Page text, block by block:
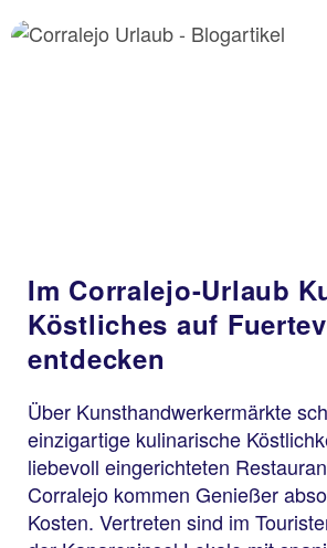
Im Corralejo-Urlaub
Köstliches auf
entdecken
Über Kunsthandwerkermärkte
einzigartige kulinarische
liebevoll eingerichteten
Corralejo kommen Genießer
Kosten. Vertreten sind im